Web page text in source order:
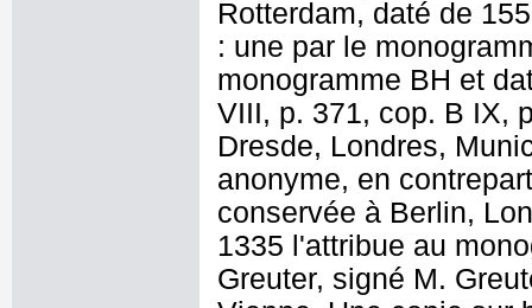
Rotterdam, daté de
: une par le
monogramme BH et
VIII, p. 371, cop. B IX,
Dresde, Londres,
anonyme, en
conservée à Berlin,
1335 l'attribue au
Greuter, signé M.